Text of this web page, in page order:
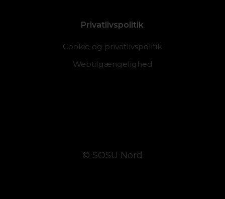
Privatlivspolitik
Cookie og privatlivspolitik
Webtilgængelighed
© SOSU Nord